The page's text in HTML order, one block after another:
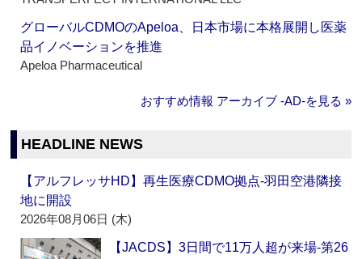
グローバルCDMOのApeloa、日本市場に本格展開し医薬
品イノベーションを推進
Apeloa Pharmaceutical
おすすめ情報 アーカイブ ‐AD‐を見る »
HEADLINE NEWS
【アルフレッサHD】再生医療CDMO拠点‐羽田空港隣接
地に開設
2026年08月06日 (木)
【JACDS】3日間で11万人超が来場‐第26